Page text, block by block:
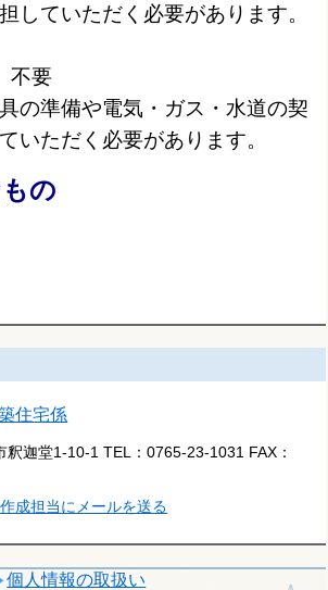
していただく必要があります。
不要
の準備や電気・ガス・水道の契
いただく必要があります。
の
住宅係
釈迦堂1-10-1 TEL：0765-23-1031 FAX：
成担当にメールを送る
個人情報の取扱い